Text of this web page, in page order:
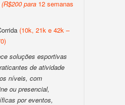
(R$200 para 12 semanas
(10k, 21k e 42k –
soluções esportivas
de atividade
níveis, com
ou presencial,
por eventos,